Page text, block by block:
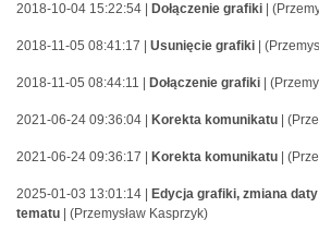
2018-10-04 15:22:54 | Dołączenie grafiki |
2018-11-05 08:41:17 | Usunięcie grafiki |
2018-11-05 08:44:11 | Dołączenie grafiki |
2021-06-24 09:36:04 | Korekta komunikatu |
2021-06-24 09:36:17 | Korekta komunikatu |
2025-01-03 13:01:14 |
Edycja grafiki, zmiana
tematu | (Przemysław Kasprzyk)